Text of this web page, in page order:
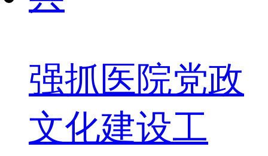
强抓医院党政
文化建设工